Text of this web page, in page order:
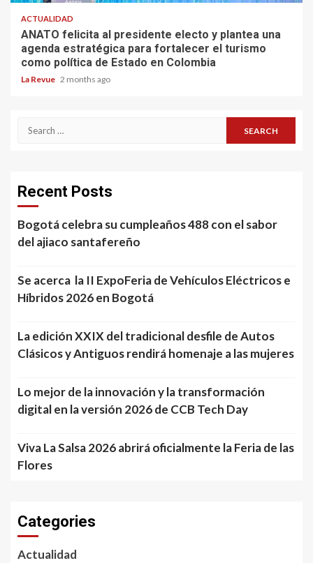
ACTUALIDAD
ANATO felicita al presidente electo y plantea una
agenda estratégica para fortalecer el turismo
como política de Estado en Colombia
La Revue 2 months ago
Search
Recent Posts
Bogotá celebra su cumpleaños 488 con el sabor
del ajiaco santafereño
Se acerca la II ExpoFeria de Vehículos Eléctricos e
Híbridos 2026 en Bogotá
La edición XXIX del tradicional desfile de Autos
Clásicos y Antiguos rendirá homenaje a las mujeres
Lo mejor de la innovación y la transformación
digital en la versión 2026 de CCB Tech Day
Viva La Salsa 2026 abrirá oficialmente la Feria de las
Flores
Categories
Actualidad